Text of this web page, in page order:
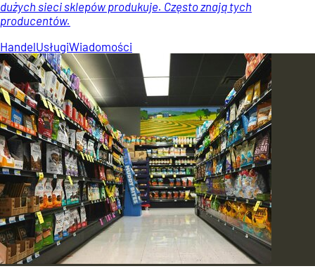
dużych sieci sklepów produkuje. Często znają tych
producentów.
HandelUsługiWiadomości